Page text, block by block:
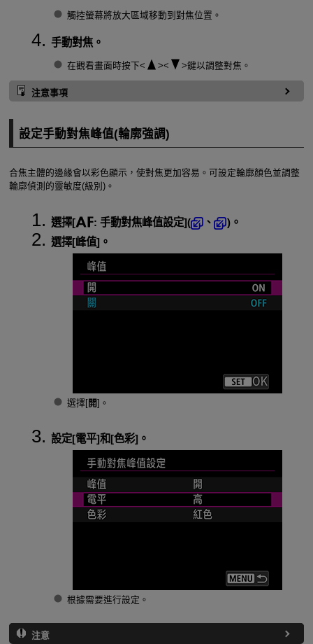
觸控螢幕將放大區域移動到對焦位置。
手動對焦。
在觀看畫面時按下 鍵以調整對焦。
注意事項
設定手動對焦峰值(輪廓強調)
合焦主體的邊緣會以彩色顯示，使對焦更加容易。可設定輪廓顏色並調整
輪廓偵測的靈敏度(級別)。
選擇[ : 手動對焦峰值設定]( 、
)。
選擇[峰值]。
選擇[開]。
設定[電平]和[色彩]。
根據需要進行設定。
注意